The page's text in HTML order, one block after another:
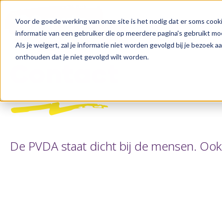
Voor de goede werking van onze site is het nodig dat er soms
informatie van een gebruiker die op meerdere pagina's gebruikt
Als je weigert, zal je informatie niet worden gevolgd bij je bezoek
onthouden dat je niet gevolgd wilt worden.
De PVDA staat dicht bij de mensen.